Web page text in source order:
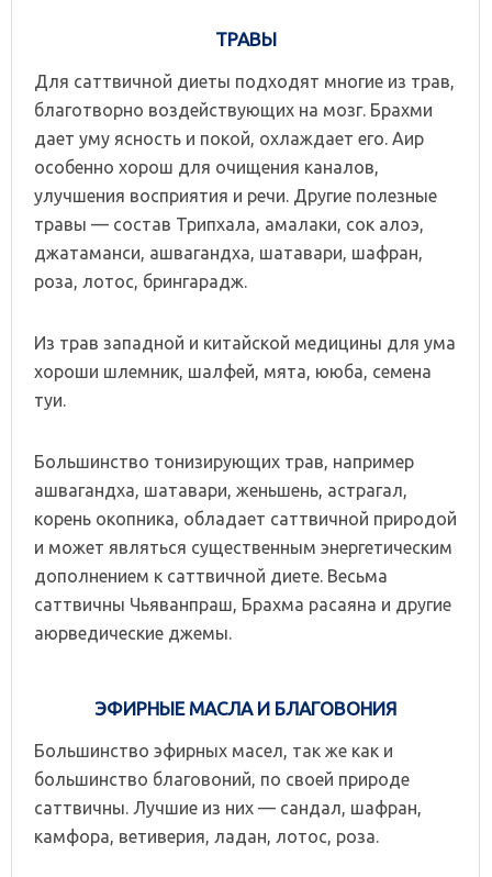
ТРАВЫ
Для саттвичной диеты подходят многие из трав,
благотворно воздействующих на мозг. Брахми
дает уму ясность и покой, охлаждает его. Аир
особенно хорош для очищения каналов,
улучшения восприятия и речи. Другие полезные
травы — состав Трипхала, амалаки, сок алоэ,
джатаманси, ашвагандха, шатавари, шафран,
роза, лотос, брингарадж.
Из трав западной и китайской медицины для ума
хороши шлемник, шалфей, мята, ююба, семена
туи.
Большинство тонизирующих трав, например
ашвагандха, шатавари, женьшень, астрагал,
корень окопника, обладает саттвичной природой
и может являться существенным энергетическим
дополнением к саттвичной диете. Весьма
саттвичны Чьяванпраш, Брахма расаяна и другие
аюрведические джемы.
ЭФИРНЫЕ МАСЛА И БЛАГОВОНИЯ
Большинство эфирных масел, так же как и
большинство благовоний, по своей природе
саттвичны. Лучшие из них — сандал, шафран,
камфора, ветиверия, ладан, лотос, роза.